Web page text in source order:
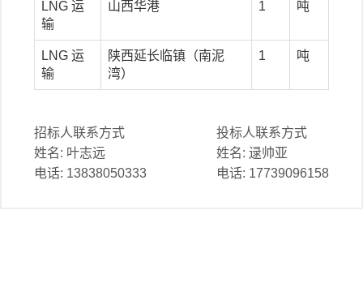
LNG 运
输
山西华港 1 吨
LNG 运
输
陕西延长临镇（南泥
湾）
1 吨
招标人联系方式
姓名: 叶志远
电话: 13838050333
投标人联系方式
姓名: 逯帅亚
电话: 17739096158